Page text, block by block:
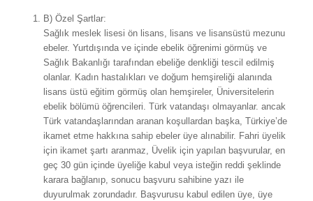
B) Özel Şartlar:
Sağlık meslek lisesi ön lisans, lisans ve lisansüstü mezunu
ebeler. Yurtdışında ve içinde ebelik öğrenimi görmüş ve
Sağlık Bakanlığı tarafından ebeliğe denkliği tescil edilmiş
olanlar. Kadın hastalıkları ve doğum hemşireliği alanında
lisans üstü eğitim görmüş olan hemşireler, Üniversitelerin
ebelik bölümü öğrencileri. Türk vatandaşı olmayanlar. ancak
Türk vatandaşlarından aranan koşullardan başka, Türkiye’de
ikamet etme hakkına sahip ebeler üye alınabilir. Fahri üyelik
için ikamet şartı aranmaz, Üvelik için yapılan başvurular, en
geç 30 gün içinde üyeliğe kabul veya isteğin reddi şeklinde
karara bağlanıp, sonucu başvuru sahibine yazı ile
duyurulmak zorundadır. Başvurusu kabul edilen üye, üye